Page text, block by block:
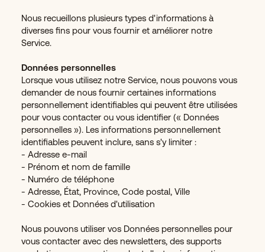
Nous recueillons plusieurs types d'informations à
diverses fins pour vous fournir et améliorer notre
Service.
Données personnelles
Lorsque vous utilisez notre Service, nous pouvons vous
demander de nous fournir certaines informations
personnellement identifiables qui peuvent être utilisées
pour vous contacter ou vous identifier (« Données
personnelles »). Les informations personnellement
identifiables peuvent inclure, sans s'y limiter :
- Adresse e-mail
- Prénom et nom de famille
- Numéro de téléphone
- Adresse, État, Province, Code postal, Ville
- Cookies et Données d'utilisation
Nous pouvons utiliser vos Données personnelles pour
vous contacter avec des newsletters, des supports